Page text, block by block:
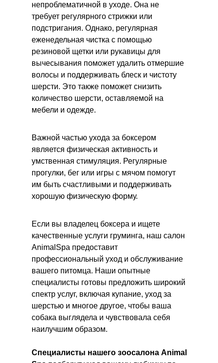
Важной частью ухода за боксером
является физическая активность и
умственная стимуляция. Регулярные
прогулки, бег или игры с мячом помогут
им быть счастливыми и поддерживать
хорошую физическую форму.
Если вы владелец боксера и ищете
качественные услуги груминга, наш салон
AnimalSpa предоставит
профессиональный уход и обслуживание
вашего питомца. Наши опытные
специалисты готовы предложить широкий
спектр услуг, включая купание, уход за
шерстью и многое другое, чтобы ваша
собака выглядела и чувствовала себя
наилучшим образом.
Специалисты нашего зоосалона Animal
непроблематичной в уходе. Она не
требует регулярного стрижки или
подстригания. Однако, регулярная
еженедельная чистка с помощью
резиновой щетки или рукавицы для
вычесывания поможет удалить отмершие
волосы и поддерживать блеск и чистоту
шерсти. Это также поможет снизить
количество шерсти, оставляемой на
мебели и одежде.